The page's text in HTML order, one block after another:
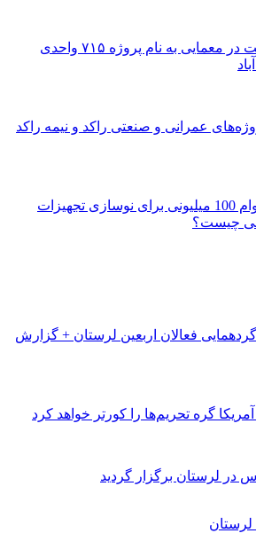
چشم انتظاری ملت در معمایی به نام پروژه ۷۱۵ واحدی
عمرانی و صنعتی راکد و نیمه راکد
ماجرای پرداخت وام 100 میلیونی برای نوسازی تجهیزات
چیست؟
فعالان اربعین لرستان + گزارش
گره تحریم‌ها را کورتر خواهد کرد
در لرستان برگزار گردید
لرستان